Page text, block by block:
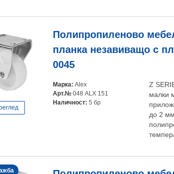
Полипропиленово
планка незавиващо с
0045
Марка: Alex
Арт.№ 048 ALX 151
Наличност: 5 бр
Z
малки
до 2